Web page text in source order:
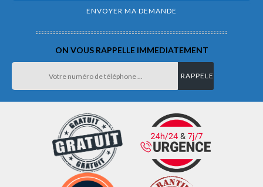
ON VOUS RAPPELLE IMMEDIATEMENT